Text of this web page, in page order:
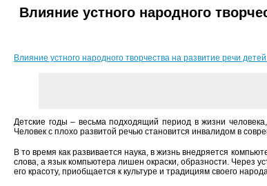
Влияние устного народного
Влияние устного народного творчества на развитие речи
Детские годы – весьма подходящий период в жизни
Человек с плохо развитой речью становится инвалидом в
В то время как развивается наука, в жизнь внедряется
слова, а язык компьютера лишен окраски, образности. Через
его красоту, приобщается к культуре и традициям своего народа.